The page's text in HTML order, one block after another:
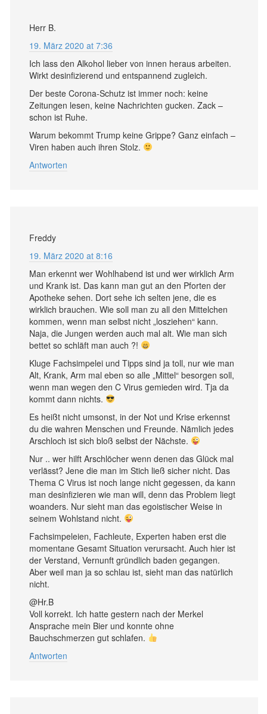
Herr B.
19. März 2020 at 7:36
Ich lass den Alkohol lieber von innen heraus arbeiten.
Wirkt desinfizierend und entspannend zugleich.
Der beste Corona-Schutz ist immer noch: keine
Zeitungen lesen, keine Nachrichten gucken. Zack –
schon ist Ruhe.
Warum bekommt Trump keine Grippe? Ganz einfach –
Viren haben auch ihren Stolz.
Antworten
Freddy
19. März 2020 at 8:16
Man erkennt wer Wohlhabend ist und wer wirklich Arm
und Krank ist. Das kann man gut an den Pforten der
Apotheke sehen. Dort sehe ich selten jene, die es
wirklich brauchen. Wie soll man zu all den Mittelchen
kommen, wenn man selbst nicht „losziehen“ kann.
Naja, die Jungen werden auch mal alt. Wie man sich
bettet so schläft man auch ?!
Kluge Fachsimpelei und Tipps sind ja toll, nur wie man
Alt, Krank, Arm mal eben so alle „Mittel“ besorgen soll,
wenn man wegen den C Virus gemieden wird. Tja da
kommt dann nichts.
Es heißt nicht umsonst, in der Not und Krise erkennst
du die wahren Menschen und Freunde. Nämlich jedes
Arschloch ist sich bloß selbst der Nächste.
Nur .. wer hilft Arschlöcher wenn denen das Glück mal
verlässt? Jene die man im Stich ließ sicher nicht. Das
Thema C Virus ist noch lange nicht gegessen, da kann
man desinfizieren wie man will, denn das Problem liegt
woanders. Nur sieht man das egoistischer Weise in
seinem Wohlstand nicht.
Fachsimpeleien, Fachleute, Experten haben erst die
momentane Gesamt Situation verursacht. Auch hier ist
der Verstand, Vernunft gründlich baden gegangen.
Aber weil man ja so schlau ist, sieht man das natürlich
nicht.
@Hr.B
Voll korrekt. Ich hatte gestern nach der Merkel
Ansprache mein Bier und konnte ohne
Bauchschmerzen gut schlafen.
Antworten